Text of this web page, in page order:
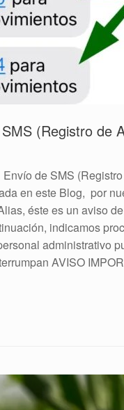
(Registro de
de SMS
en este Blog, por
éste es un aviso
indicamos
administrativo
AVISO